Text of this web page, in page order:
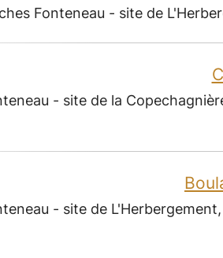
Fonteneau - site de
- site de la
- site de